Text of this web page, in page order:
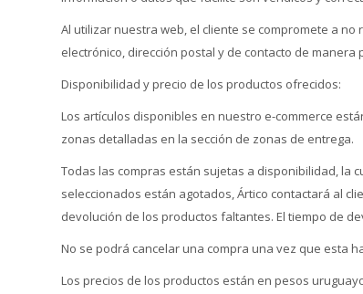
Al utilizar nuestra web, el cliente se compromete a
electrónico, dirección postal y de contacto de manera
Disponibilidad y precio de los productos ofrecidos:
Los artículos disponibles en nuestro e-commerce
zonas detalladas en la sección de zonas de entrega.
Todas las compras están sujetas a disponibilidad, la
seleccionados están agotados, Ártico contactará al
devolución de los productos faltantes. El tiempo de
No se podrá cancelar una compra una vez que esta
Los precios de los productos están en pesos